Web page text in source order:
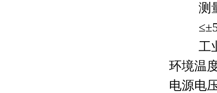
测
≤±
工
环境温
电源电